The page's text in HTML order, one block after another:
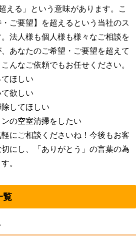
える」という意味があります。こ
ご要望】を超えるという当社のス
法人様も個人様も様々なご相談を
あなたのご希望・ご要望を超えて
んなご依頼でもお任せください。
ほしい
欲しい
してほしい
の空室清掃をしたい
にご相談くださいね！今後もお客
にし、「ありがとう」の言葉の為
。
覧